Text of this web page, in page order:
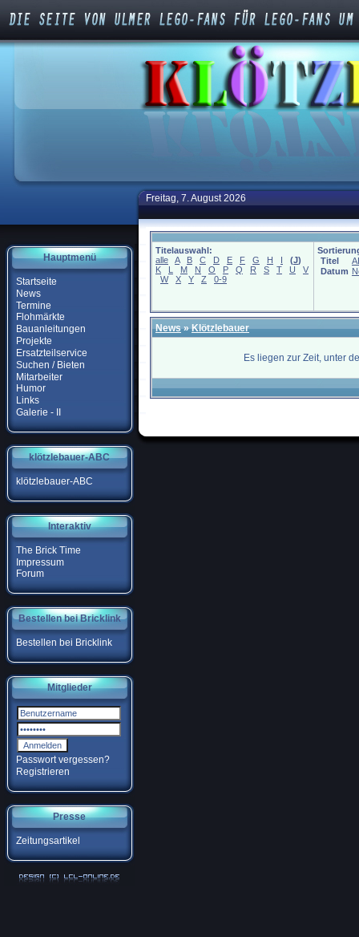
Hauptmenü
Startseite
News
Termine
Flohmärkte
Bauanleitungen
Projekte
Ersatzteilservice
Suchen / Bieten
Mitarbeiter
Humor
Links
Galerie - II
klötzlebauer-ABC
klötzlebauer-ABC
Interaktiv
The Brick Time
Impressum
Forum
Bestellen bei Bricklink
Bestellen bei Bricklink
Mitglieder
Passwort vergessen?
Registrieren
Presse
Zeitungsartikel
Freitag, 7. August 2026
Titelauswahl:
alle
A B C D E F G H I (J)
K
L M N O P Q R S T U
V
W
X Y Z 0-9
Titel
Datum
News»Klötzlebauer
Es liegen zur Zeit, unter